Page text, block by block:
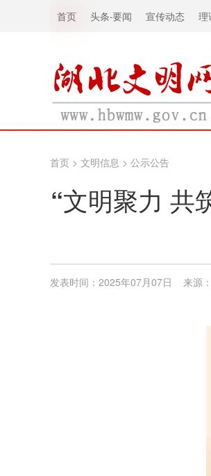
首页 头条·要闻 宣传动态 理
首页 > 文明信息 > 公示公告
“文明聚力
发表时间：2025年07月07日 来源